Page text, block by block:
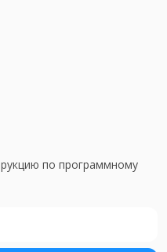
по программному